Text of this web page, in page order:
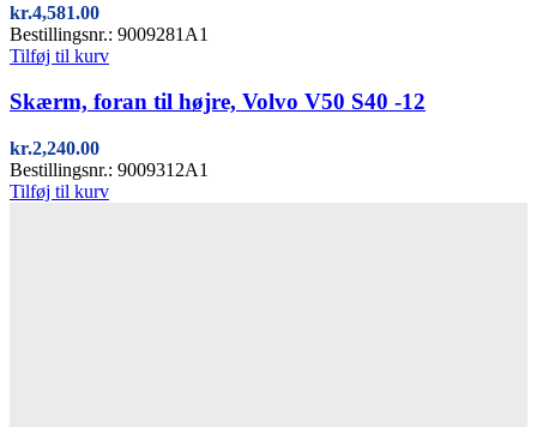
kr.4,581.00
Bestillingsnr.: 9009281A1
Tilføj til kurv
Skærm, foran til højre, Volvo V50 S40 -12
kr.2,240.00
Bestillingsnr.: 9009312A1
Tilføj til kurv